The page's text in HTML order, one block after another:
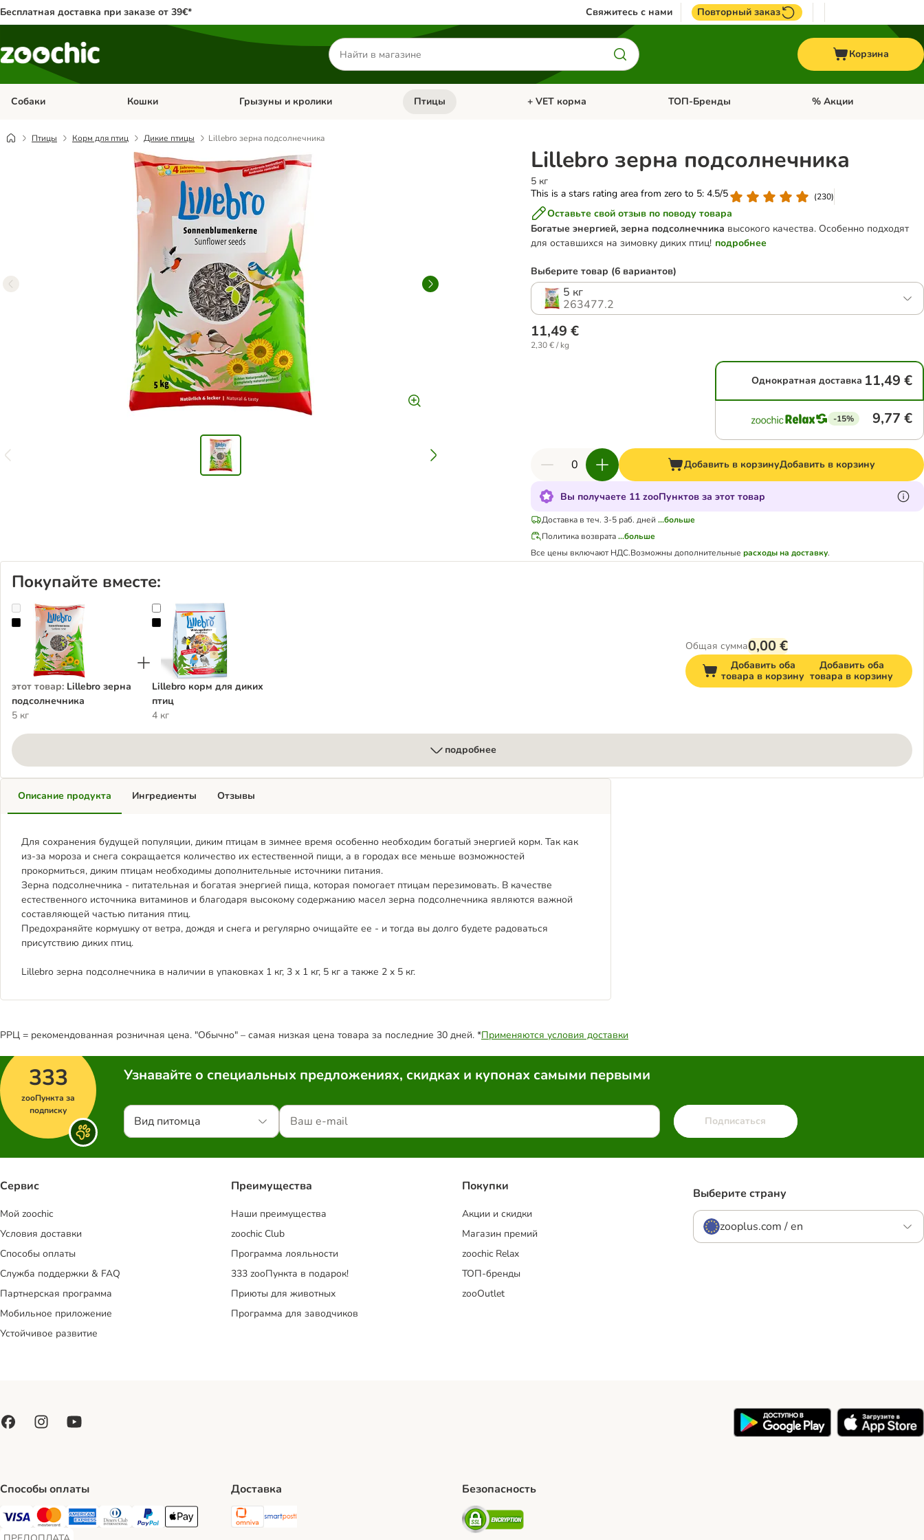
Бесплатная доставка при заказе от 39€* Свяжитесь с нами Повторный заказ
Поиск
товаров
Корзина
Собаки Откройте меню категории: Собаки
Кошки Откройте меню категории: Кошки
Грызуны и кролики Откройте меню категории: Грызуны и кролики
Птицы Откройте меню категории: Птицы
+ VET корма Откройте меню категории: + VET корма
ТОП-Бренды Откройте меню
% Акции
Птицы Корм для птиц Дикие птицы Lillebro зерна подсолнечника
Lillebro зерна подсолнечника
5 кг
This is a stars rating area from zero to 5: 4.5/5
(230)
Оставьте свой отзыв по поводу товара
Богатые энергией, зерна подсолнечника высокого качества. Особенно подходят
для оставшихся на зимовку диких птиц! подробнее
Выберите товар (6 вариантов)
5 кг
263477.2
11,49 €
2,30 € / kg
Однократная доставка 11,49 €
-15% 9,77 €
Добавить в корзинуДобавить в корзину
Вы получаете 11 zooПунктов за этот товар
Доставка в теч. 3-5 раб. дней ...больше
Политика возврата ...больше
Все цены включают НДС.Возможны дополнительныерасходы на доставку.
Покупайте вместе:
Lillebro зерна подсолнечника
этот товар: Lillebro зерна
подсолнечника
5 кг
Lillebro корм для диких птиц
Lillebro корм для диких
птиц
4 кг
Общая сумма0,00 €
Добавить оба
товара в корзину
Добавить оба
товара в корзину
подробнее
Описание продукта
Для сохранения будущей популяции, диким птицам в зимнее время особенно необходим богатый энергией корм. Так как
из-за мороза и снега сокращается количество их естественной пищи, а в городах все меньше возможностей
прокормиться, диким птицам необходимы дополнительные источники питания.
Зерна подсолнечника - питательная и богатая энергией пища, которая помогает птицам перезимовать. В качестве
естественного источника витаминов и благодаря высокому содержанию масел зерна подсолнечника являются важной
составляющей частью питания птиц.
Предохраняйте кормушку от ветра, дождя и снега и регулярно очищайте ее - и тогда вы долго будете радоваться
присутствию диких птиц.
Lillebro зерна подсолнечника в наличии в упаковках 1 кг, 3 x 1 кг, 5 кг а также 2 x 5 кг.
Ингредиенты Отзывы
РРЦ = рекомендованная розничная цена. "Обычно" – самая низкая цена товара за последние 30 дней. *Применяются условия доставки
333
zooПункта за
подписку
Узнавайте о специальных предложениях, скидках и купонах самыми первыми
Вид питомца Подписаться
Сервис
Mой zoochic
Условия доставки
Способы оплаты
Служба поддержки & FAQ
Партнерская программа
Мобильное приложение
Устойчивое развитие
Преимуществa
Наши преимущества
zoochic Club
Программа лояльности
333 zooПункта в подарок!
Приюты для животных
Программа для заводчиков
Покупки
Акции и скидки
Магазин премий
zoochic Relax
ТОП-бренды
zooOutlet
Выберите страну
zooplus.com / en
Способы оплаты
Visa Payment Method
Mastercard Payment Method
American Express Payment Method
Diners Club Payment Method
PayPal Payment Method
Apple Pay Payment Method
Доставка
Omniva Shipping Method
SmartPosti Shipping Method
Безопасность
Security